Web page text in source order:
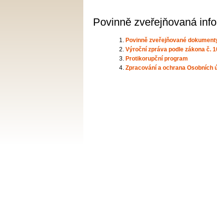
Povinně zveřejňovaná
Povinně zveřejňované
Výroční zpráva podle zákona č.
Protikorupční program
Zpracování a ochrana Osobních